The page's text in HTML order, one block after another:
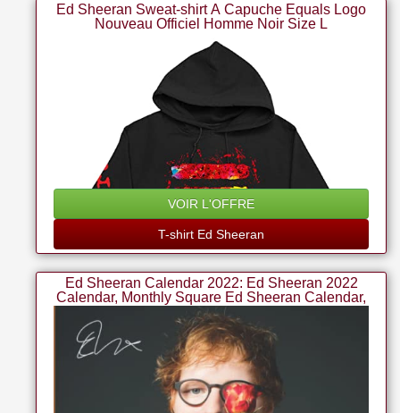
Ed Sheeran Sweat-shirt À Capuche Equals Logo
Nouveau Officiel Homme Noir Size L
VOIR L'OFFRE
T-shirt Ed Sheeran
Ed Sheeran Calendar 2022: Ed Sheeran 2022
Calendar, Monthly Square Ed Sheeran Calendar,
Contains Beautiful Ed Sheeran Pictures